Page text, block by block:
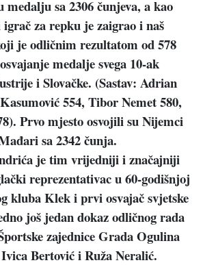
sa 2306 čunjeva, a kao
za repku je zaigrao i naš
je odličnim rezultatom od 578
medalje svega 10-ak
i Slovačke. (Sastav: Adrian
554, Tibor Nemet 580,
Prvo mjesto osvojili su Nijemci
sa 2342 čunja.
je tim vrijedniji i značajniji
reprezentativac u 60-godišnjoj
kluba Klek i prvi osvajač svjetske
još jedan dokaz odličnog rada
zajednice Grada Ogulina
Bertović i Ruža Neralić.